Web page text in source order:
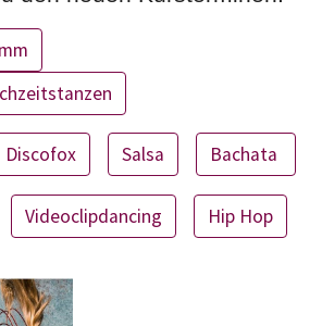
Discofox Salsa Bachata
Videoclipdancing Hip Hop